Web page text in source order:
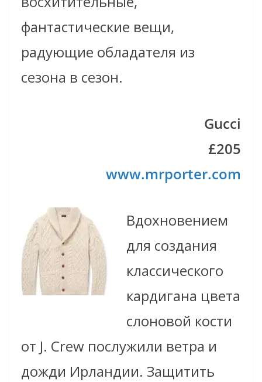
фантастические вещи,
радующие обладателя из
сезона в сезон.
Gucci
£205
www.mrporter.com
Вдохновением
для создания
классического
кардигана цвета
слоновой кости
от J. Crew послужили ветра и
дожди Ирландии. Защитить